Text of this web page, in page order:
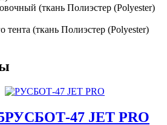
(ткань Полиэстер (Polyester)
тента (ткань Полиэстер (Polyester)
РУСБОТ-47 JET PRO